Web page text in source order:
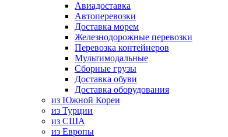
Авиадоставка
Автоперевозки
Доставка морем
Железнодорожные перевозки
Перевозка контейнеров
Мультимодальные
Сборные грузы
Доставка обуви
Доставка оборудования
из Южной Кореи
из Турции
из США
из Европы